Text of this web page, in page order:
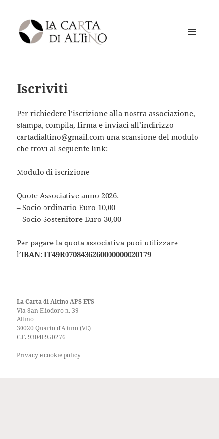
Iscriviti
Per richiedere l’iscrizione alla nostra associazione,
stampa, compila, firma e inviaci all’indirizzo
cartadialtino@gmail.com una scansione del modulo
che trovi al seguente link:
Modulo di iscrizione
Quote Associative anno 2026:
– Socio ordinario Euro 10,00
– Socio Sostenitore Euro 30,00
Per pagare la quota associativa puoi utilizzare
l’IBAN:IT49R0708436260000000020179
La Carta di Altino APS ETS
Via San Eliodoro n. 39
Altino
30020 Quarto d'Altino (VE)
C.F. 93040950276
Privacy e cookie policy